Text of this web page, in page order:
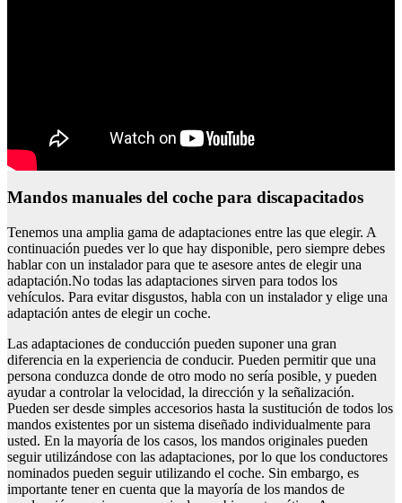
Mandos manuales del coche para discapacitados
Tenemos una amplia gama de adaptaciones entre las que elegir. A
continuación puedes ver lo que hay disponible, pero siempre debes
hablar con un instalador para que te asesore antes de elegir una
adaptación.No todas las adaptaciones sirven para todos los
vehículos. Para evitar disgustos, habla con un instalador y elige una
adaptación antes de elegir un coche.
Las adaptaciones de conducción pueden suponer una gran
diferencia en la experiencia de conducir. Pueden permitir que una
persona conduzca donde de otro modo no sería posible, y pueden
ayudar a controlar la velocidad, la dirección y la señalización.
Pueden ser desde simples accesorios hasta la sustitución de todos los
mandos existentes por un sistema diseñado individualmente para
usted. En la mayoría de los casos, los mandos originales pueden
seguir utilizándose con las adaptaciones, por lo que los conductores
nominados pueden seguir utilizando el coche. Sin embargo, es
importante tener en cuenta que la mayoría de los mandos de